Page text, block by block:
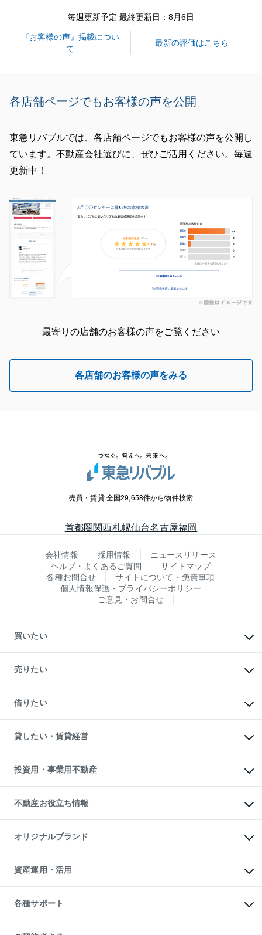
に衝撃を受けたことが印象に残っております。
ご内覧におこしいただきましたお客様も皆様とてもお
気に召してくださり、結果的に販売に出されてから1
日々であったかと存じますが、ご協力をいただきまし
この7か月間でT様と築いてきた素敵なご縁が、この
先もずっと続いていくことを心から願っております。
今後とも、何卒よろしくお願いいたします。
毎週更新予定 最終更新日：8月6日
『お客様の声』掲載につい
て
最新の評価はこちら
各店舗ページでもお客様の声を公開
東急リバブルでは、各店舗ページでもお客様の声を公開し
ています。不動産会社選びに、ぜひご活用ください。毎週
更新中！
最寄りの店舗のお客様の声をご覧ください
各店舗のお客様の声をみる
売買・賃貸 全国29,658件から物件検索
首都圏関西札幌仙台名古屋福岡
会社情報 採用情報
ニュースリリース
ヘルプ・よくあるご質問
サイトマップ
各種お問合せ
サイトについて・免責事項
個人情報保護・プライバシーポリシー
ご意見・お問合せ
買いたい
新築・分譲マンションの購入
中古マンションの購入
一戸建ての購入
中古一戸建ての購入
不動産購入の流れ
注目キーワード物件特集
購入ガイド
English 繁体中文簡体中文
売りたい
一戸建ての売却・査定
土地の売却・査定
スピードAI査定
不動産査定について
不動産売却の流れ
不動産買換えの流れ
売却ガイド
借りたい
オフィス・店舗の賃貸
借りるときの流れ
借りるガイド
貸したい・賃貸経営
マンション賃料データ
賃貸管理プラン
リロケーションについて
貸すガイド
投資用・事業用不動産
事業用不動産
マンション投資
投資用マンション
アパート経営
収益物件
ビル購入（ビル一棟）
投資用不動産の売却査定
事業用不動産の売却査定
不動産お役立ち情報
マンションライブラリー
人気マンションランキング
暮らしに役立つ不動産メディア
不動産相場・不動産価格情報
不動産コラム・ニュース
不動産用語集
不動産なんでもネット相談室
住まいの税金
オリジナルブランド
一棟リノベーションマンション
L`GENTE（ルジェンテ）
区分リノベーションマンション
投資用一棟レジデンスWELL
不動産小口投資
LEGACIA（レガシア）
資産運用・活用
不動産M&A
アセットマネジメント・出資
各種サポート